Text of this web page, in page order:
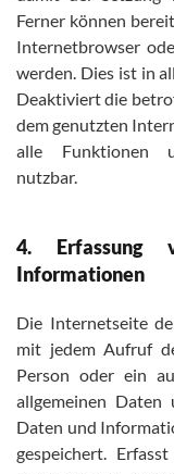
Ferner können
Internetbrowser
werden. Dies ist in
Deaktiviert die
dem genutzten
alle Funktionen
nutzbar.
4. Erfassung
Informationen
Die Internetseite
mit jedem Aufruf
Person oder ein
allgemeinen Daten
Daten und
gespeichert.